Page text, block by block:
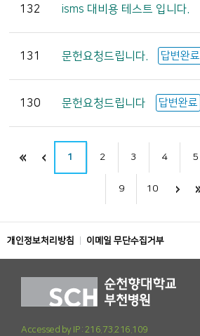
132 isms 대비용 테스트 입니다.
131 문헌요청드립니다. 답변완료
130 문헌요청드립니다 답변완료
1 2 3 4 5
9 10
개인정보처리방침 이메일 무단수집거부
Accessed by IP : 216.73.216.109